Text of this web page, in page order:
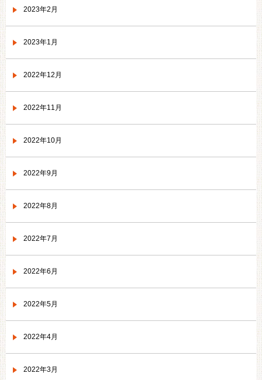
2023年2月
2023年1月
2022年12月
2022年11月
2022年10月
2022年9月
2022年8月
2022年7月
2022年6月
2022年5月
2022年4月
2022年3月